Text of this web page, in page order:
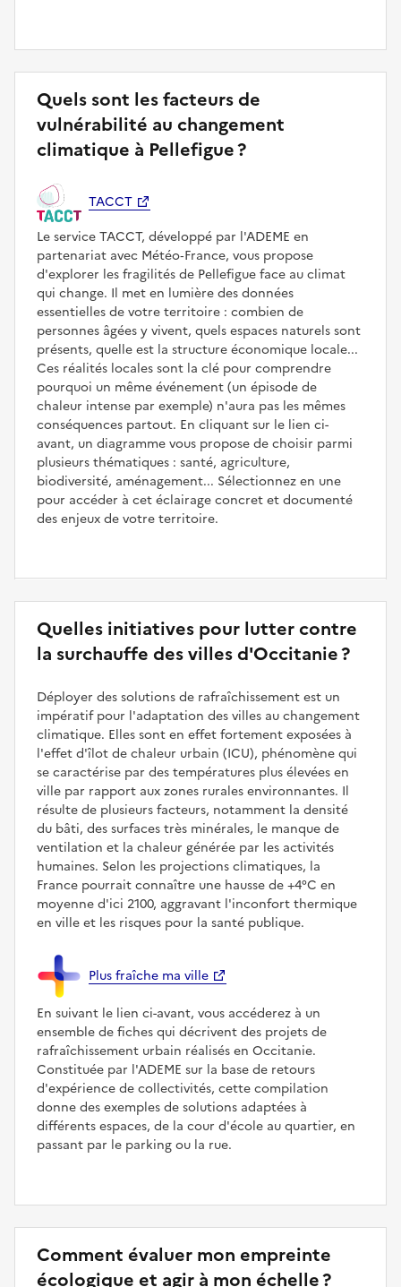
Quels sont les facteurs de
vulnérabilité au changement
climatique à Pellefigue ?
TACCT
Le service TACCT, développé par l'ADEME en
partenariat avec Météo‑France, vous propose
d'explorer les fragilités de Pellefigue face au climat
qui change. Il met en lumière des données
essentielles de votre territoire : combien de
personnes âgées y vivent, quels espaces naturels sont
présents, quelle est la structure économique locale...
Ces réalités locales sont la clé pour comprendre
pourquoi un même événement (un épisode de
chaleur intense par exemple) n'aura pas les mêmes
conséquences partout. En cliquant sur le lien ci-
avant, un diagramme vous propose de choisir parmi
plusieurs thématiques : santé, agriculture,
biodiversité, aménagement... Sélectionnez en une
pour accéder à cet éclairage concret et documenté
des enjeux de votre territoire.
Quelles initiatives pour lutter contre
la surchauffe des villes d'Occitanie ?
Déployer des solutions de rafraîchissement est un
impératif pour l'adaptation des villes au changement
climatique. Elles sont en effet fortement exposées à
l'effet d'îlot de chaleur urbain (ICU), phénomène qui
se caractérise par des températures plus élevées en
ville par rapport aux zones rurales environnantes. Il
résulte de plusieurs facteurs, notamment la densité
du bâti, des surfaces très minérales, le manque de
ventilation et la chaleur générée par les activités
humaines. Selon les projections climatiques, la
France pourrait connaître une hausse de +4°C en
moyenne d'ici 2100, aggravant l'inconfort thermique
en ville et les risques pour la santé publique.
Plus fraîche ma ville
En suivant le lien ci-avant, vous accéderez à un
ensemble de fiches qui décrivent des projets de
rafraîchissement urbain réalisés en Occitanie.
Constituée par l'ADEME sur la base de retours
d'expérience de collectivités, cette compilation
donne des exemples de solutions adaptées à
différents espaces, de la cour d'école au quartier, en
passant par le parking ou la rue.
Comment évaluer mon empreinte
écologique et agir à mon échelle ?